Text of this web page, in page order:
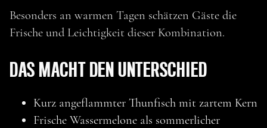
MEHR ENTDECKEN
Besonders an warmen Tagen schätzen Gäste die
Frische und Leichtigkeit dieser Kombination.
DAS MACHT DEN UNTERSCHIED
Kurz angeflammter Thunfisch mit zartem Kern
Frische Wassermelone als sommerlicher